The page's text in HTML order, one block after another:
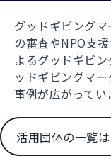
グッドギビング
の審査やNPO支
よるグッドギビ
ッドギビングマ
事例が広がってい
活用団体の一覧